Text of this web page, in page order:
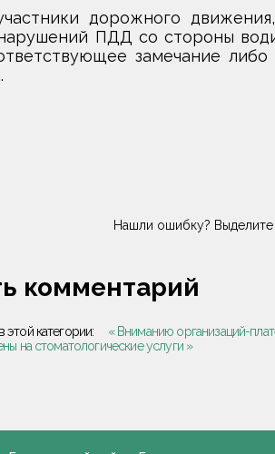
дорожного
ПДД со стороны
замечание
Нашли ошибку? Выделите
комментарий
этой категории: « Вниманию организаций-
на стоматологические услуги »